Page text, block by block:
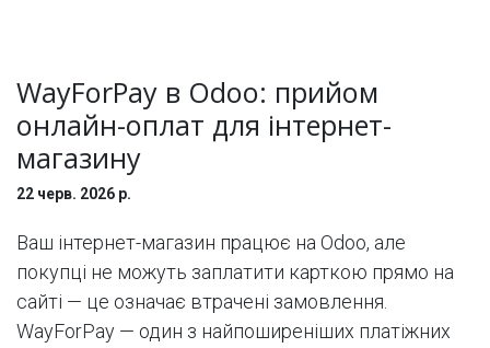
WayForPay в Odoo: прийом
онлайн-оплат для інтернет-
магазину
22 черв. 2026 р.
Ваш інтернет-магазин працює на Odoo, але
покупці не можуть заплатити карткою прямо на
сайті — це означає втрачені замовлення.
WayForPay — один з найпоширеніших платіжних